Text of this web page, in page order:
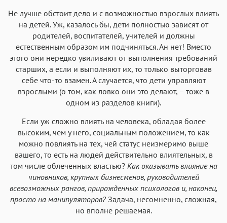
Не лучше обстоит дело и с возможностью взрослых влиять
на детей. Уж, казалось бы, дети полностью зависят от
родителей, воспитателей, учителей и должны
естественным образом им подчиняться. Ан нет! Вместо
этого они нередко увиливают от выполнения требований
старших, а если и выполняют их, то только выторговав
себе что-то взамен. А случается, что дети управляют
взрослыми (о том, как ловко они это делают, – тоже в
одном из разделов книги).
Если уж сложно влиять на человека, обладая более
высоким, чем у него, социальным положением, то как
можно повлиять на тех, чей статус неизмеримо выше
вашего, то есть на людей действительно влиятельных, в
том числе облеченных властью? Как оказывать влияние на
чиновников, крупных бизнесменов, руководителей
всевозможных рангов, прирожденных психологов и, наконец,
просто на манипуляторов? Задача, несомненно, сложная,
но вполне решаемая.